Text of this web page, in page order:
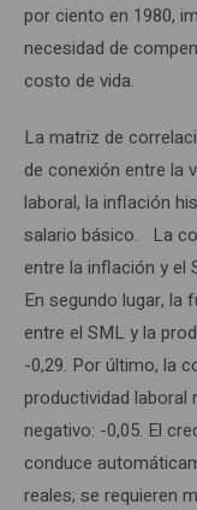
por ciento en 1980,
necesidad de
costo de vida.
La matriz de
de conexión entre la
laboral, la inflación
salario básico. La
entre la inflación y el
En segundo lugar, la
entre el SML y la
-0,29. Por último, la
productividad
negativo: -0,05. El
conduce
reales; se requieren